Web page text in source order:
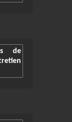
de